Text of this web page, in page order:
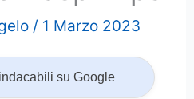
/ 1 Marzo 2023
su Google